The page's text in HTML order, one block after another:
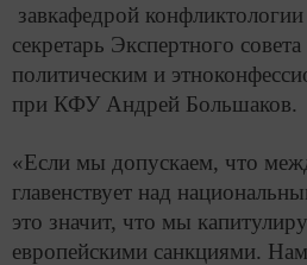
завкафедрой
секретарь Экспертного
политическим и
при КФУ Андрей Большаков.
«Если мы допускаем, что
главенствует над
это значит, что мы
европейскими санкциями. Нам